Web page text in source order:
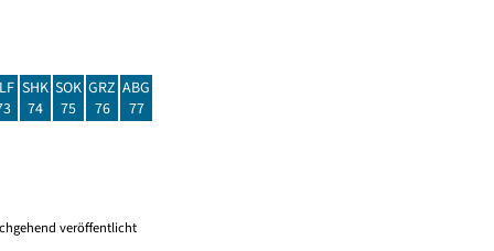
SHK
74
SOK
75
GRZ
76
ABG
77
veröffentlicht